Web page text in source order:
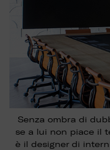
Senza ombra di
se a lui non piace il
è il designer di